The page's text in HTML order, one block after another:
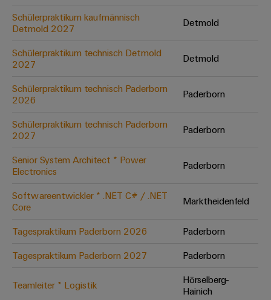
Digital
neuen Niveau
schnell
Schülerpraktikum kaufmännisch
Detmold 2027
Detmold
Schülerpraktikum technisch Detmold
2027
Detmold
Schülerpraktikum technisch Paderborn
2026
Paderborn
Schülerpraktikum technisch Paderborn
2027
Paderborn
Senior System Architect * Power
Electronics
Paderborn
Softwareentwickler * .NET C# / .NET
Core
Marktheidenfeld
Tagespraktikum Paderborn 2026
Paderborn
Tagespraktikum Paderborn 2027
Paderborn
Teamleiter * Logistik
Hörselberg-
Hainich